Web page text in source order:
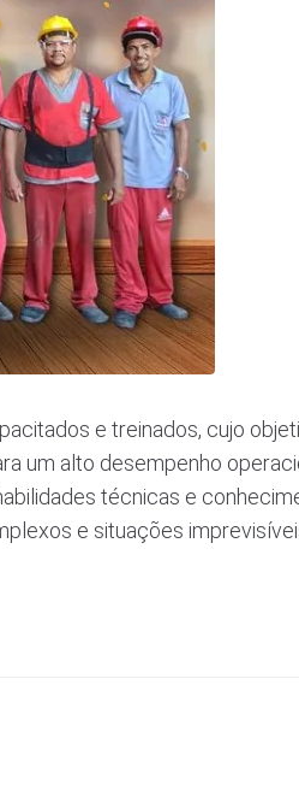
e treinados, cujo
um alto desempenho
técnicas e
e situações imprevisíveis